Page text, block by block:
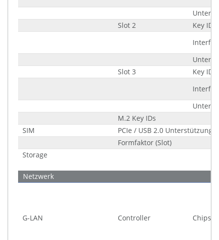
Slot 2
Key ID
Slot 3
Key ID
M.2 Key IDs
SIM
PCIe / USB 2.0 Unterstützung
Formfaktor (Slot)
Storage
Netzwerk
G-LAN Controller